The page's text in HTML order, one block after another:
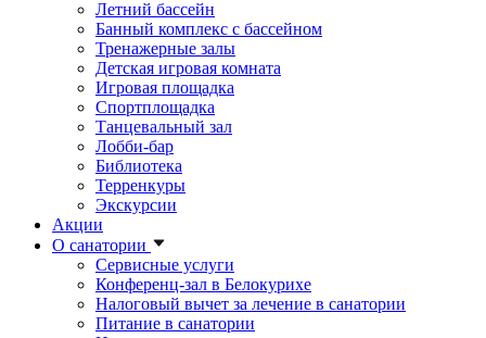
Летний бассейн
Банный комплекс с бассейном
Тренажерные залы
Детская игровая комната
Игровая площадка
Спортплощадка
Танцевальный зал
Лобби-бар
Библиотека
Терренкуры
Экскурсии
Акции
О санатории
Сервисные услуги
Конференц-зал в Белокурихе
Налоговый вычет за лечение в санатории
Питание в санатории